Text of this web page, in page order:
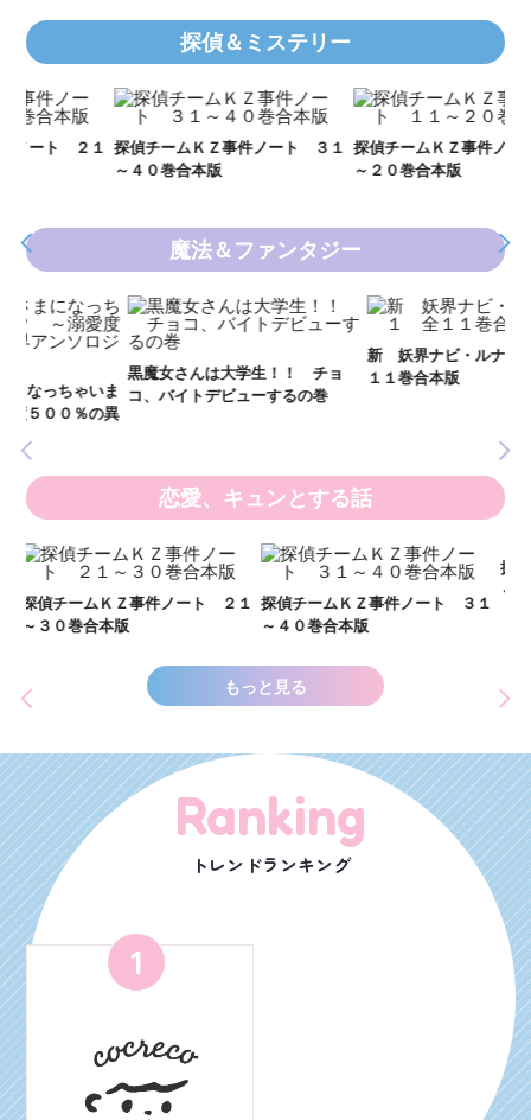
探偵＆ミステリー
探偵チームＫＺ事件ノート ３１
～４０巻合本版
探偵チームＫＺ事件ノート １１
～２０巻合本版
魔法＆ファンタジー
黒魔女さんは大学生！！ チョ
コ、バイトデビューするの巻
新 妖界ナビ・ルナ１～１１ 全
１１巻合本版
恋愛、キュンとする話
探偵チームＫＺ事件ノート ３１
～４０巻合本版
探偵チームＫＺ事件ノート １１
～２０巻合本版
もっと見る
Ranking
トレンドランキング
1